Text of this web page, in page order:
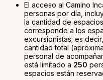
El acceso al Camino
personas por día,
la cantidad de
corresponde a los
excursionistas; es
cantidad total
personal de
está limitado a 250
espacios están